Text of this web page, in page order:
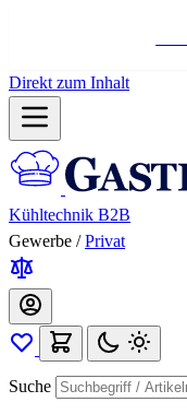
Direkt zum Inhalt
Kühltechnik B2B
Gewerbe / Privat
Suche